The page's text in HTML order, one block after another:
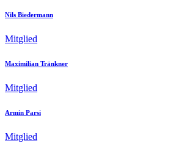
Nils Biedermann
Mitglied
Maximilian Tränkner
Mitglied
Armin Parsi
Mitglied